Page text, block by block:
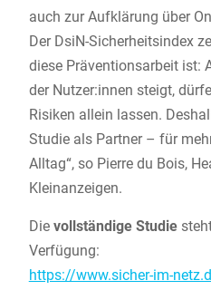
auch zur Aufklärung über
Der DsiN-Sicherheitsindex
diese Präventionsarbeit ist:
der Nutzer:innen steigt,
Risiken allein lassen.
Studie als Partner – für
Alltag“, so Pierre du Bois,
Kleinanzeigen.
Die vollständige Studie
Verfügung:
https://www.sicher-im-